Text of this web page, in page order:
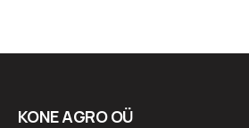
KONE AGRO OÜ